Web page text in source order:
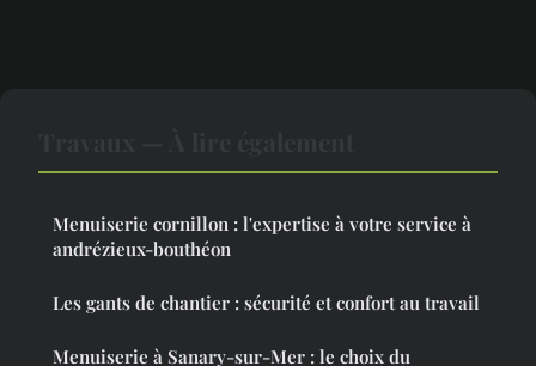
Menuiserie cornillon : l'expertise à votre service à
andrézieux-bouthéon
Les gants de chantier : sécurité et confort au travail
Menuiserie à Sanary-sur-Mer : le choix du